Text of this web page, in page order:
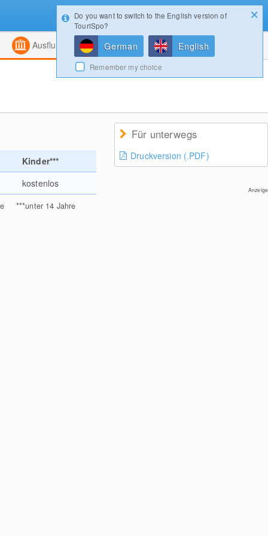
Kombiniert
Ausflugsziele Magazin
Kinder***
kostenlos
***unter 14 Jahre
Für unterwegs
Druckversion (.PDF)
Anzeige
Login
Do you want to switch to the English version of
TouriSpo?
German English
Remember my choice
Konfigurator Gewinnspiele